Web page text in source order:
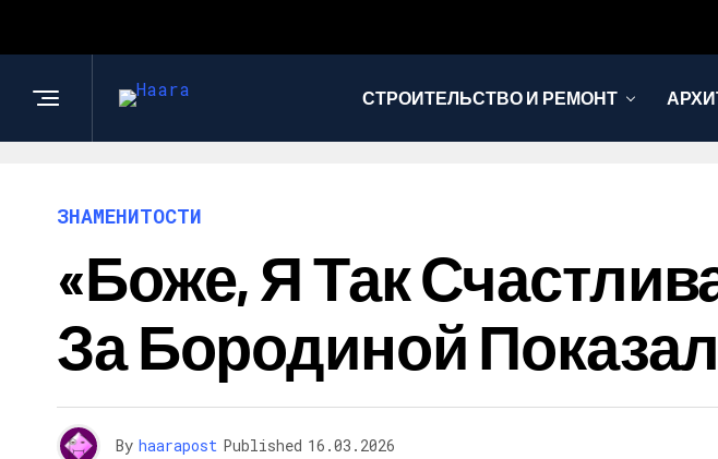
СТРОИТЕЛЬСТВО И РЕМОНТ
ЗНАМЕНИТОСТИ
«Боже, Я Так
За Бородиной
By haarapost Published 16.03.2026